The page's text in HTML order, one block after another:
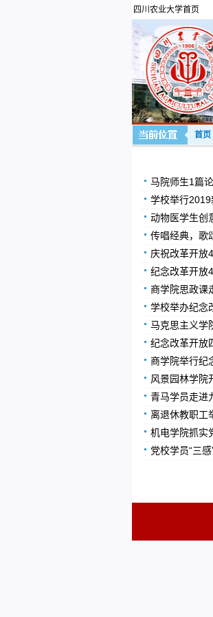
四川农业大学首页
首页
马院师生1篇
学校举行
动物医学生创
传唱经典，歌
庆祝改革开放
纪念改革开放
商学院思政课
学校举办纪念
马克思主义学
纪念改革开放
商学院举行纪
风景园林学院
青马学员走进
离退休教职工
机电学院抓实
党校学员“三